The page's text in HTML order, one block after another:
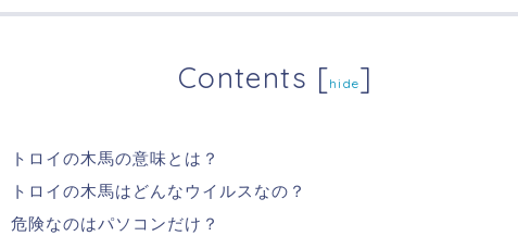
Contents [hide]
トロイの木馬の意味とは？
トロイの木馬はどんなウイルスなの？
危険なのはパソコンだけ？